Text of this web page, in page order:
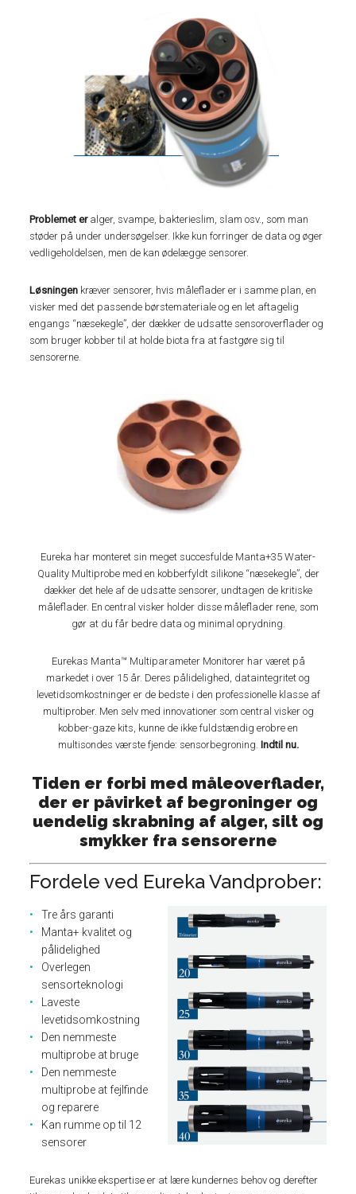
Problemet eralger, svampe, bakterieslim, slam osv., som man
støder på under undersøgelser. Ikke kun forringer de data og øger
vedligeholdelsen, men de kan ødelægge sensorer.
Løsningen kræver sensorer, hvis måleflader er i samme plan, en
visker med det passende børstemateriale og en let aftagelig
engangs “næsekegle”, der dækker de udsatte sensoroverflader og
som bruger kobber til at holde biota fra at fastgøre sig til
sensorerne.
Eureka har monteret sin meget succesfulde Manta+35 Water-
Quality Multiprobe med en kobberfyldt silikone “næsekegle”, der
dækker det hele af de udsatte sensorer, undtagen de kritiske
måleflader. En central visker holder disse måleflader rene, som
gør at du får bedre data og minimal oprydning.
Eurekas Manta™ Multiparameter Monitorer har været på
markedet i over 15 år. Deres pålidelighed, dataintegritet og
levetidsomkostninger er de bedste i den professionelle klasse af
multiprober. Men selv med innovationer som central visker og
kobber-gaze kits, kunne de ikke fuldstændig erobre en
multisondes værste fjende: sensorbegroning. Indtil nu.
Tiden er forbi med måleoverflader,
der er påvirket af begroninger og
uendelig skrabning af alger, silt og
smykker fra sensorerne
Fordele ved Eureka Vandprober:
Tre års garanti
Manta+ kvalitet og
pålidelighed
Overlegen
sensorteknologi
Laveste
levetidsomkostning
Den nemmeste
multiprobe at bruge
Den nemmeste
multiprobe at fejlfinde
og reparere
Kan rumme op til 12
sensorer
Eurekas unikke ekspertise er at lære kundernes behov og derefter